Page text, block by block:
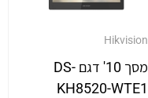
Hikvision
מסך 10' דגם DS-
KH8520-WTE1